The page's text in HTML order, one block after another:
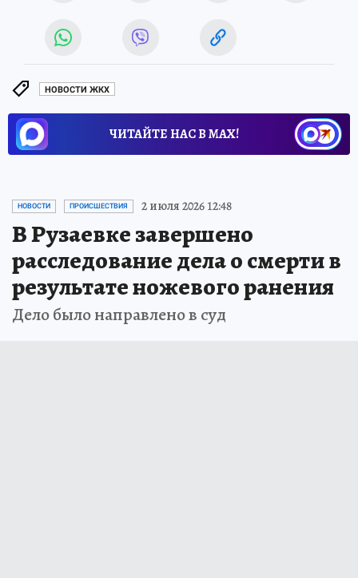
НОВОСТИ ЖКХ
ЧИТАЙТЕ НАС В МАХ!
НОВОСТИ ПРОИСШЕСТВИЯ 2 июля 2026 12:48
В Рузаевке завершено
расследование дела о смерти в
результате ножевого ранения
Дело было направлено в суд